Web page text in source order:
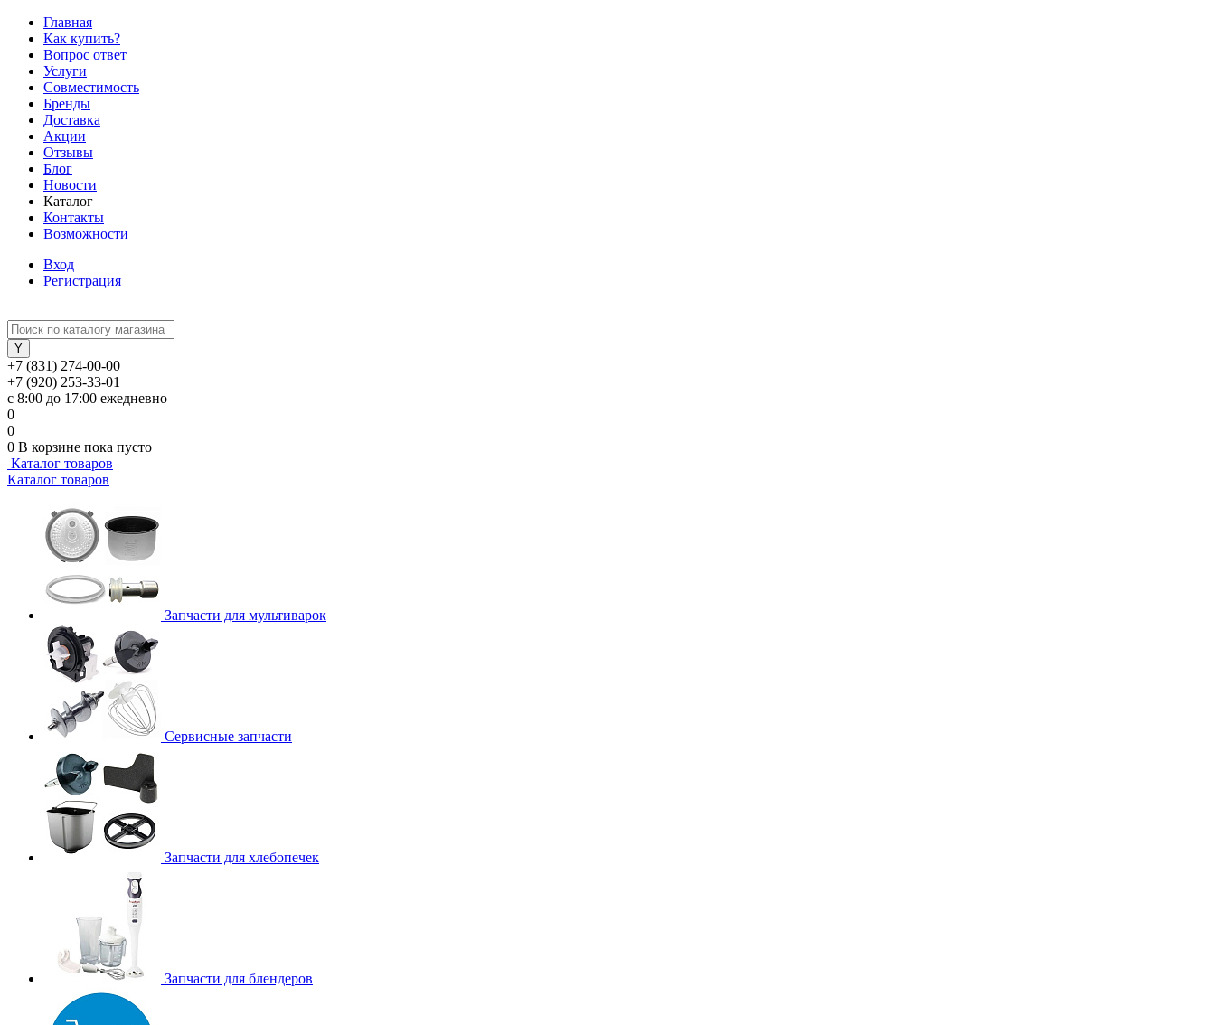
Главная
Как купить?
Вопрос ответ
Услуги
Совместимость
Бренды
Доставка
Акции
Отзывы
Блог
Новости
Каталог
Контакты
Возможности
Вход
Регистрация
+7 (831) 274-00-00
+7 (920) 253-33-01
с 8:00 до 17:00 ежедневно
0
0
0 В корзине пока пусто
Каталог товаров
Каталог товаров
Запчасти для мультиварок
Сервисные запчасти
Запчасти для хлебопечек
Запчасти для блендеров